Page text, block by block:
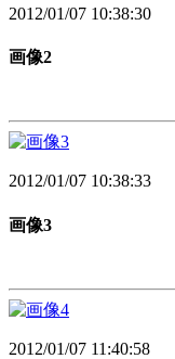
2012/01/07 10:38:30
画像2
2012/01/07 10:38:33
画像3
2012/01/07 11:40:58